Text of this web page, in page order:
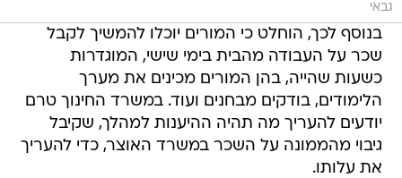
גבאי
בנוסף לכך, הוחלט כי המורים יוכלו להמשיך לקבל
שכר על העבודה מהבית בימי שישי, המוגדרות
כשעות שהייה, בהן המורים מכינים את מערך
הלימודים, בודקים מבחנים ועוד. במשרד החינוך טרם
יודעים להעריך מה תהיה ההיענות למהלך, שקיבל
גיבוי מהממונה על השכר במשרד האוצר, כדי להעריך
את עלותו.